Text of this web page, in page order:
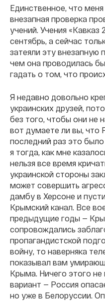
Единственное, что
внезапная проверка
учений. Учения «Кавказ
сентябрь, а сейчас
затеяли эту внезапную
чем она проводилась
гадать о том, что
Я недавно довольно
украинских друзей,
без того, чтобы они не
вот думаете ли вы, что
последний раз это
я тогда, как мне
нельзя все время
украинской стороны
может совершить
дамбу в Херсоне и
Крымский канал. Все
предыдущие годы —
сопровождались
пропагандистской
войну, то наверняка
показывал вам
Крыма. Ничего этого
вариант — Россия
но уже в Белоруссии.